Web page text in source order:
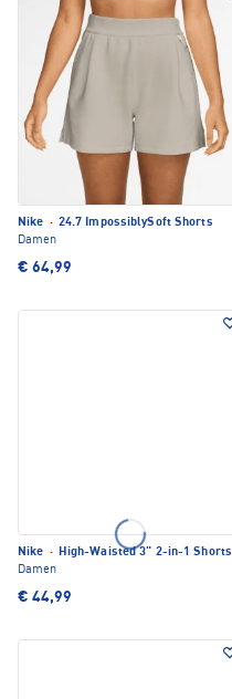
Nike · 24.7 ImpossiblySoft Shorts
Damen
€ 64,99
Nike · High-Waisted 3" 2-in-1 Shorts
Damen
€ 44,99